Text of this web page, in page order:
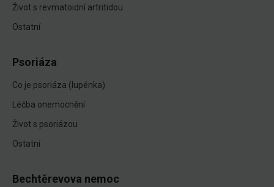
Život s revmatoidní artritidou
Ostatní
Psoriáza
Co je psoriáza (lupénka)
Léčba onemocnění
Život s psoriázou
Ostatní
Bechtěrevova nemoc